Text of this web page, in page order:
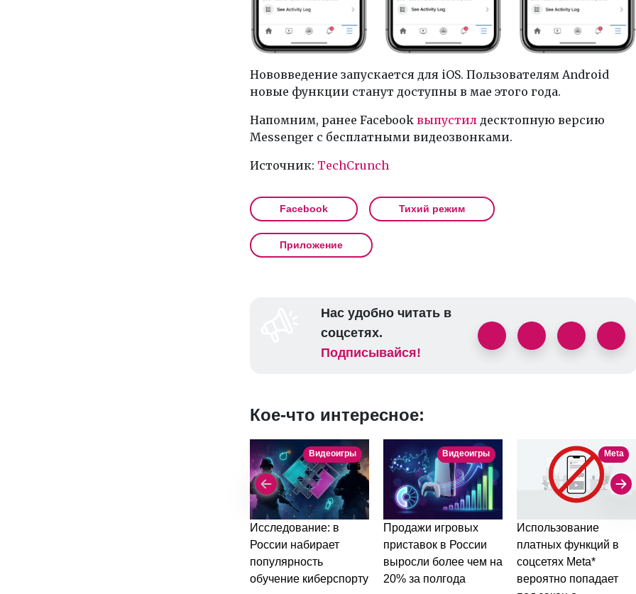
Нововведение запускается для iOS. Пользователям Android
новые функции станут доступны в мае этого года.
Напомним, ранее Facebook выпустилдесктопную версию
Messenger с бесплатными видеозвонками.
Источник: TechCrunch
Facebook Тихий режим
Приложение
Нас удобно читать в
соцсетях.
Подписывайся!
Кое-что интересное:
Видеоигры
Исследование: в
России набирает
популярность
обучение киберспорту
Видеоигры
Продажи игровых
приставок в России
выросли более чем на
20% за полгода
Meta
Использование
платных функций в
соцсетях Meta*
вероятно попадает